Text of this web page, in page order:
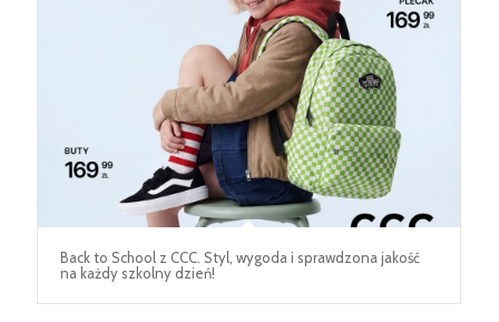
Back to School z CCC. Styl, wygoda i sprawdzona jakość
na każdy szkolny dzień!